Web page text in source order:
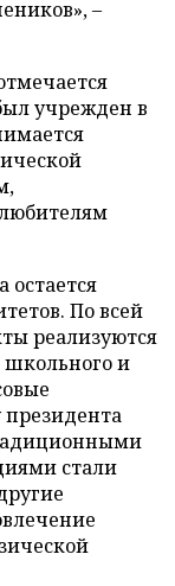
–
учрежден в
остается
По всей
реализуются
школьного и
президента
стали